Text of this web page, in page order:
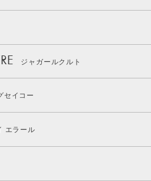
ジャガールクルト
セイコー
エラール